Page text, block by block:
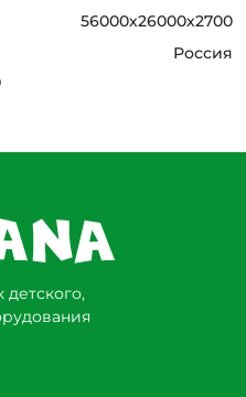
56000х26000х2700
Россия